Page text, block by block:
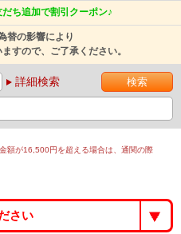
だち追加で割引クーポン♪
替の影響により
すので、ご了承ください。
詳細検索
額が16,500円を超える場合は、通関の際
さい